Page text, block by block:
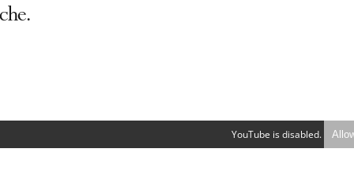
YouTube is disabled.